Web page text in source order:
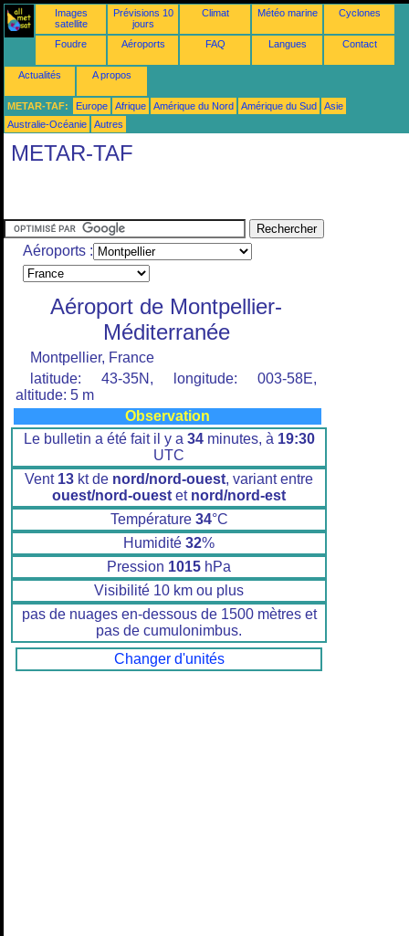
Images
satellite
Prévisions 10
jours
Climat Météo marine Cyclones
Foudre Aéroports FAQ Langues Contact
Actualités A propos
METAR-TAF: Europe Afrique Amérique du Nord Amérique du Sud
Asie
Australie-Océanie
Autres
METAR-TAF
Aéroports :
Aéroport de Montpellier-
Méditerranée
Montpellier, France
latitude: 43-35N, longitude: 003-58E,
altitude: 5 m
Observation
Le bulletin a été fait il y a 34minutes, à 19:30
UTC
Vent 13 kt de nord/nord-ouest, variant entre
ouest/nord-ouest et nord/nord-est
Température 34°C
Humidité 32%
Pression 1015 hPa
Visibilité 10 km ou plus
pas de nuages en-dessous de 1500 mètres et
pas de cumulonimbus.
Changer d'unités